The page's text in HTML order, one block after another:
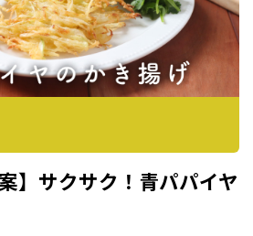
】サクサク！青パパイヤ